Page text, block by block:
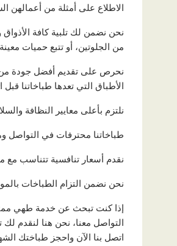
الاطلاع على أمثلة من أعمالهن
نحن نضمن لك تلبية كافة الأذواق
من الجلوتين، أو تتبع حميات
نحرص على تقديم أفضل جودة
الأطباق التي تعدها طباخاتنا قبل
نلتزم بأعلى معايير النظافة
طباخاتنا محترفات في التواصل
نقدم أسعار تنافسية تتناسب
نحن نضمن التزام الطباخات
إذا كنت تبحث عن خدمة طهي
التواصل معنا، نحن هنا لنقدم
اتصل بنا الآن واحجز طباختك